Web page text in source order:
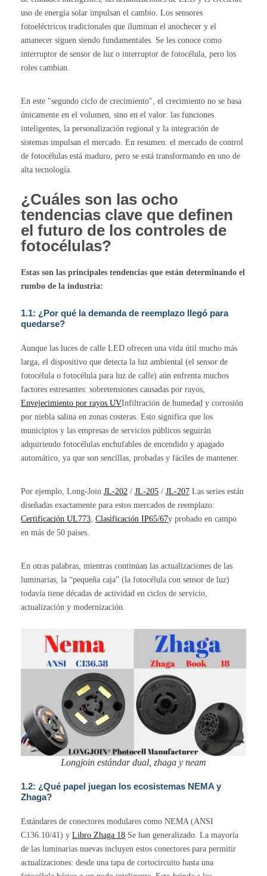
uso de energía solar impulsan el cambio. Los sensores
fotoeléctricos tradicionales que iluminan el anochecer y el
amanecer siguen siendo fundamentales. Se les conoce como
interruptor de sensor de luz o interruptor de fotocélula, pero los
roles cambian.
En este "segundo ciclo de crecimiento", el crecimiento no se basa
únicamente en el volumen, sino en el valor: las funciones
inteligentes, la personalización regional y la integración de
sistemas impulsan el mercado. En resumen: el mercado de control
de fotocélulas está maduro, pero se está transformando en uno de
alta tecnología.
¿Cuáles son las ocho
tendencias clave que definen
el futuro de los controles de
fotocélulas?
Estas son las principales tendencias que están determinando el
rumbo de la industria:
1.1: ¿Por qué la demanda de reemplazo llegó para
quedarse?
Aunque las luces de calle LED ofrecen una vida útil mucho más
larga, el dispositivo que detecta la luz ambiental (el sensor de
fotocélula o fotocélula para luz de calle) aún enfrenta muchos
factores estresantes: sobretensiones causadas por rayos,
Envejecimiento por rayos UVInfiltración de humedad y corrosión
por niebla salina en zonas costeras. Esto significa que los
municipios y las empresas de servicios públicos seguirán
adquiriendo fotocélulas enchufables de encendido y apagado
automático, ya que son sencillas, probadas y fáciles de mantener.
Por ejemplo, Long-Join JL-202 / JL-205 / JL-207 Las series están
diseñadas exactamente para estos mercados de reemplazo:
Certificación UL773 Clasificación IP65/67y probado en campo
en más de 50 países.
En otras palabras, mientras continúan las actualizaciones de las
luminarias, la “pequeña caja” (la fotocélula con sensor de luz)
todavía tiene décadas de actividad en ciclos de servicio,
actualización y modernización.
Longjoin estándar dual, zhaga y neam
1.2: ¿Qué papel juegan los ecosistemas NEMA y
Zhaga?
Estándares de conectores modulares como NEMA (ANSI
C136.10/41) y Libro Zhaga 18 Se han generalizado. La mayoría
de las luminarias nuevas incluyen estos conectores para permitir
actualizaciones: desde una tapa de cortocircuito hasta una